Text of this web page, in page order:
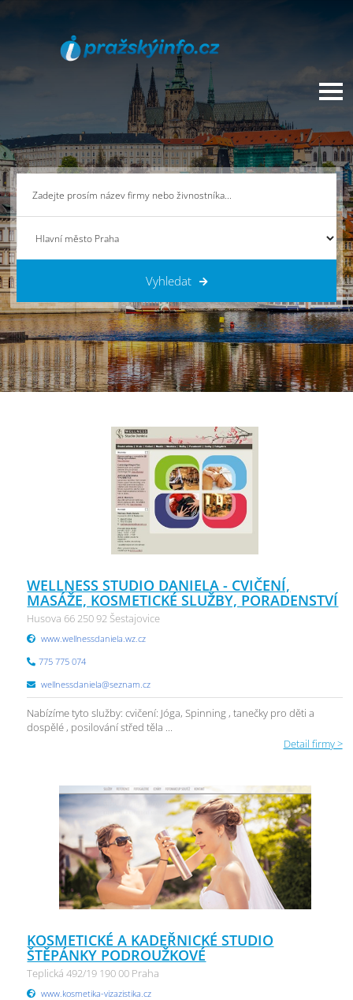
Vyhledat
WELLNESS STUDIO DANIELA - CVIČENÍ,
MASÁŽE, KOSMETICKÉ SLUŽBY, PORADENSTVÍ
Husova 66 250 92 Šestajovice
www.wellnessdaniela.wz.cz
775 775 074
wellnessdaniela@seznam.cz
Nabízíme tyto služby: cvičení: Jóga, Spinning , tanečky pro děti a
dospělé , posilování střed těla ...
Detail firmy >
KOSMETICKÉ A KADEŘNICKÉ STUDIO
ŠTĚPÁNKY PODROUŽKOVÉ
Teplická 492/19 190 00 Praha
www.kosmetika-vizazistika.cz